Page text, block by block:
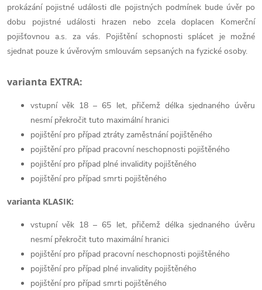
prokázání pojistné události dle pojistných podmínek bude úvěr po
dobu pojistné události hrazen nebo zcela doplacen Komerční
pojišťovnou a.s. za vás. Pojištění schopnosti splácet je možné
sjednat pouze k úvěrovým smlouvám sepsaných na fyzické osoby.
varianta EXTRA:
vstupní věk 18 – 65 let, přičemž délka sjednaného úvěru
nesmí překročit tuto maximální hranici
pojištění pro případ ztráty zaměstnání pojištěného
pojištění pro případ pracovní neschopnosti pojištěného
pojištění pro případ plné invalidity pojištěného
pojištění pro případ smrti pojištěného
varianta KLASIK:
vstupní věk 18 – 65 let, přičemž délka sjednaného úvěru
nesmí překročit tuto maximální hranici
pojištění pro případ pracovní neschopnosti pojištěného
pojištění pro případ plné invalidity pojištěného
pojištění pro případ smrti pojištěného